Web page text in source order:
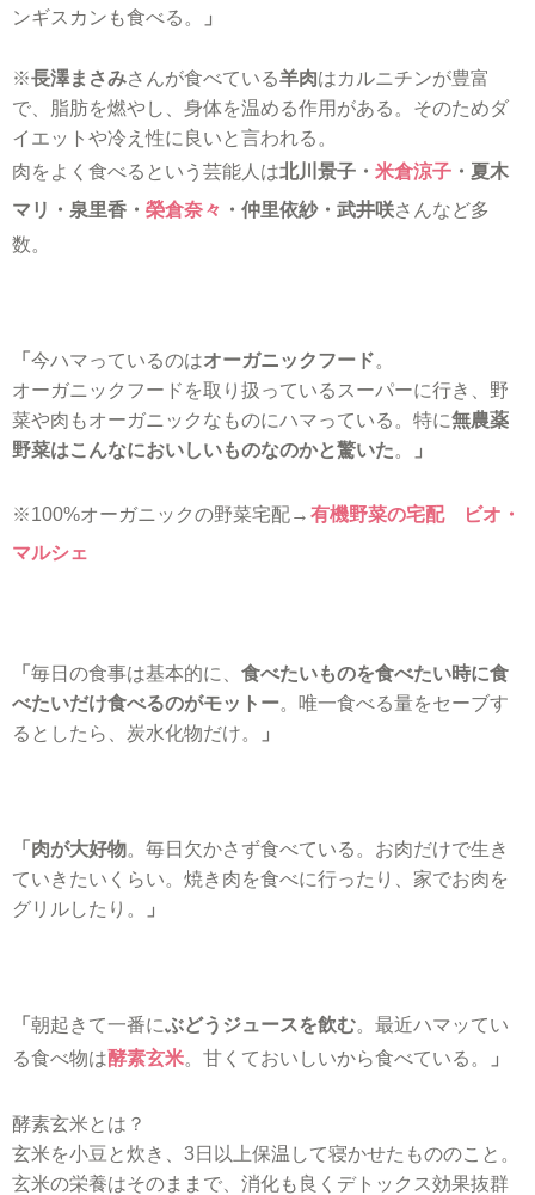
ンギスカンも食べる。
」
※長澤まさみさんが食べている羊肉はカルニチンが豊富
で、脂肪を燃やし、身体を温める作用がある。そのためダ
イエットや冷え性に良いと言われる。
肉をよく食べるという芸能人は北川景子・ 米倉涼子 ・夏木
マリ・泉里香・ 榮倉奈々 ・仲里依紗・武井咲さんなど多
数。
「 今ハマっているのはオーガニックフード。
オーガニックフードを取り扱っているスーパーに行き、野
菜や肉もオーガニックなものにハマっている。特に無農薬
野菜はこんなにおいしいものなのかと驚いた。 」
※100%オーガニックの野菜宅配→ 有機野菜の宅配 ビオ・
マルシェ
「 毎日の食事は基本的に、 食べたいものを食べたい時に食
べたいだけ食べるのがモットー。唯一食べる量をセーブす
るとしたら、炭水化物だけ。
」
「肉が大好物。毎日欠かさず食べている。お肉だけで生き
ていきたいくらい。焼き肉を食べに行ったり、家でお肉を
グリルしたり。
」
「 朝起きて一番にぶどうジュースを飲む。最近ハマッてい
る食べ物は酵素玄米。甘くておいしいから食べている。 」
酵素玄米とは？
玄米を小豆と炊き、3日以上保温して寝かせたもののこと。
玄米の栄養はそのままで、消化も良くデトックス効果抜群